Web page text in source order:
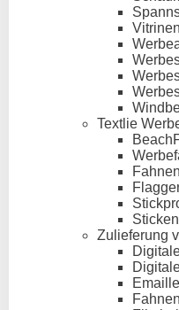
Vitrinen
Textlie
Fahnen
Sticken
Zulieferung